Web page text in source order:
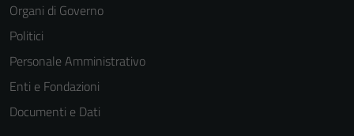
Organi di Governo
Politici
Personale Amministrativo
Enti e Fondazioni
Documenti e Dati